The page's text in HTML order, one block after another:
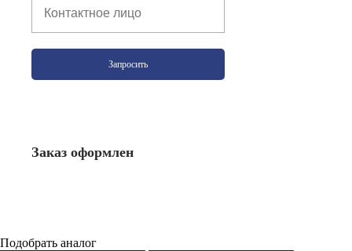
Запросить
Заказ оформлен
Подобрать аналог